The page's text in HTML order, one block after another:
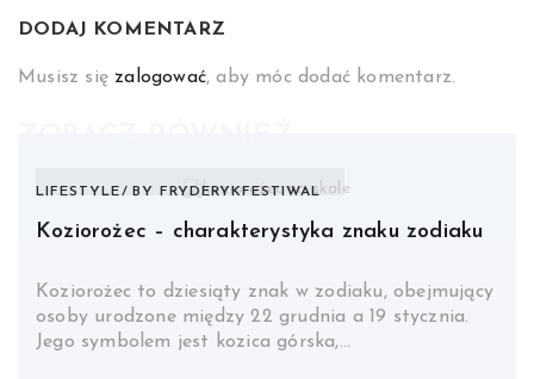
DODAJ KOMENTARZ
Musisz się zalogować, aby móc dodać komentarz.
LIFESTYLE BY FRYDERYKFESTIWAL
Koziorożec – charakterystyka znaku zodiaku
Koziorożec to dziesiąty znak w zodiaku, obejmujący
osoby urodzone między 22 grudnia a 19 stycznia.
Jego symbolem jest kozica górska,…